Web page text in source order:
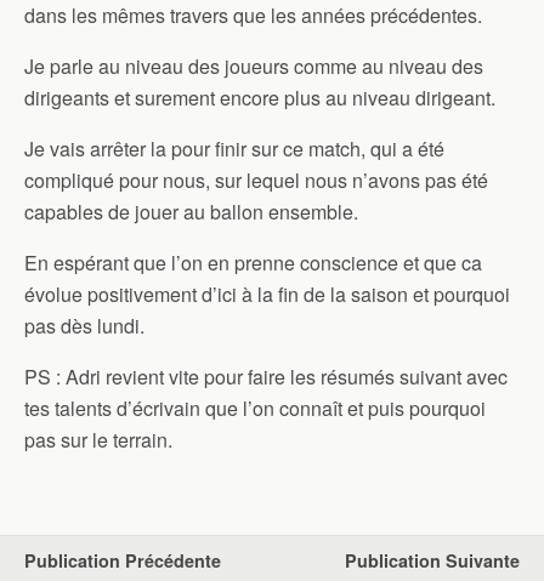
dans les mêmes travers que les années précédentes.
Je parle au niveau des joueurs comme au niveau des
dirigeants et surement encore plus au niveau dirigeant.
Je vais arrêter la pour finir sur ce match, qui a été
compliqué pour nous, sur lequel nous n’avons pas été
capables de jouer au ballon ensemble.
En espérant que l’on en prenne conscience et que ca
évolue positivement d’ici à la fin de la saison et pourquoi
pas dès lundi.
PS : Adri revient vite pour faire les résumés suivant avec
tes talents d’écrivain que l’on connaît et puis pourquoi
pas sur le terrain.
Publication Précédente Publication Suivante